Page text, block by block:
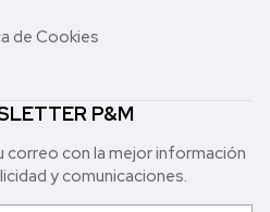
de Cookies
P&M
con la mejor in formación
y comunicaciones.